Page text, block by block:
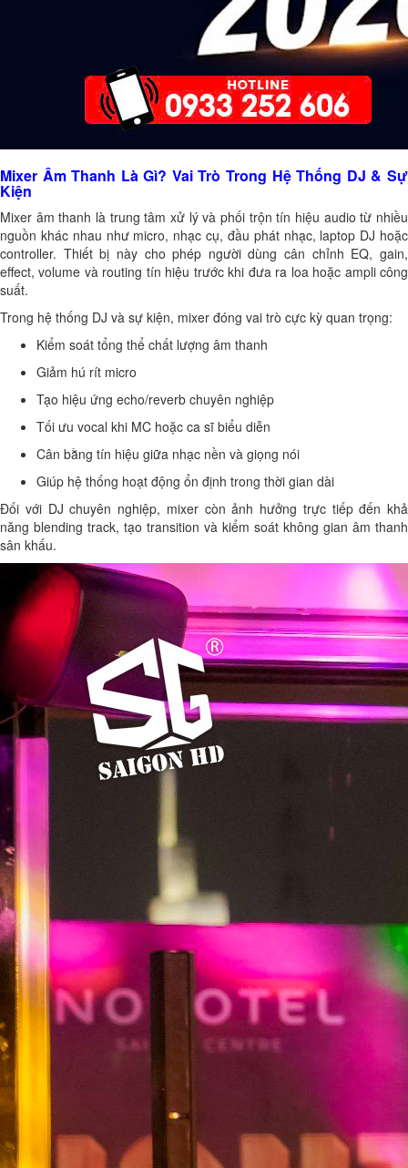
Mixer Âm Thanh Là Gì? Vai Trò Trong Hệ Thống DJ & Sự
Kiện
Mixer âm thanh là trung tâm xử lý và phối trộn tín hiệu audio từ nhiều
nguồn khác nhau như micro, nhạc cụ, đầu phát nhạc, laptop DJ hoặc
controller. Thiết bị này cho phép người dùng cân chỉnh EQ, gain,
effect, volume và routing tín hiệu trước khi đưa ra loa hoặc ampli công
suất.
Trong hệ thống DJ và sự kiện, mixer đóng vai trò cực kỳ quan trọng:
Kiểm soát tổng thể chất lượng âm thanh
Giảm hú rít micro
Tạo hiệu ứng echo/reverb chuyên nghiệp
Tối ưu vocal khi MC hoặc ca sĩ biểu diễn
Cân bằng tín hiệu giữa nhạc nền và giọng nói
Giúp hệ thống hoạt động ổn định trong thời gian dài
Đối với DJ chuyên nghiệp, mixer còn ảnh hưởng trực tiếp đến khả
năng blending track, tạo transition và kiểm soát không gian âm thanh
sân khấu.